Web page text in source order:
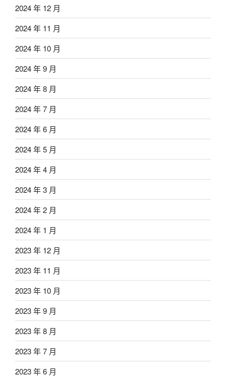
2024 年 12 月
2024 年 11 月
2024 年 10 月
2024 年 9 月
2024 年 8 月
2024 年 7 月
2024 年 6 月
2024 年 5 月
2024 年 4 月
2024 年 3 月
2024 年 2 月
2024 年 1 月
2023 年 12 月
2023 年 11 月
2023 年 10 月
2023 年 9 月
2023 年 8 月
2023 年 7 月
2023 年 6 月